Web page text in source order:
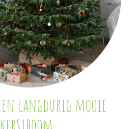
langdurig mooie